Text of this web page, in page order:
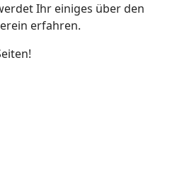
Ihr einiges über den
erfahren.